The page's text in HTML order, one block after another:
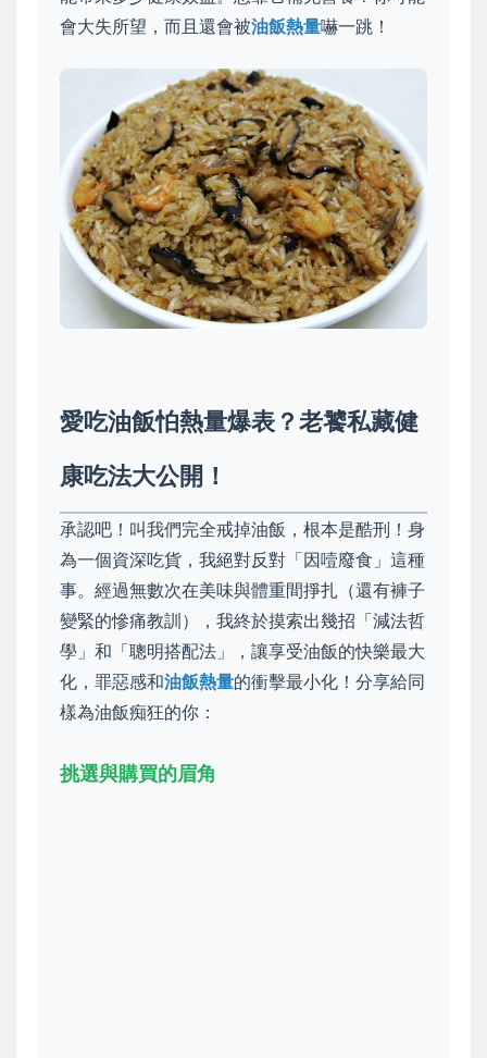
會大失所望，而且還會被油飯熱量嚇一跳！
愛吃油飯怕熱量爆表？老饕私藏健
康吃法大公開！
承認吧！叫我們完全戒掉油飯，根本是酷刑！身
為一個資深吃貨，我絕對反對「因噎廢食」這種
事。經過無數次在美味與體重間掙扎（還有褲子
變緊的慘痛教訓），我終於摸索出幾招「減法哲
學」和「聰明搭配法」，讓享受油飯的快樂最大
化，罪惡感和油飯熱量的衝擊最小化！分享給同
樣為油飯痴狂的你：
挑選與購買的眉角